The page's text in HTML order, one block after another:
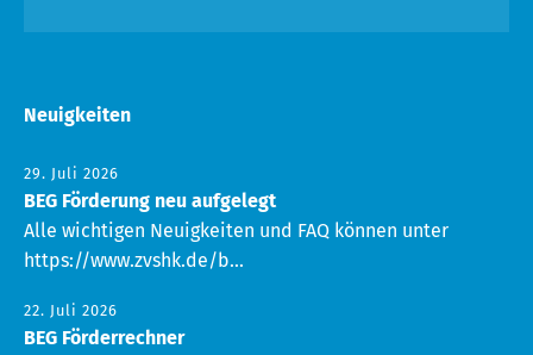
Neuigkeiten
29. Juli 2026
BEG Förderung neu aufgelegt
Alle wichtigen Neuigkeiten und FAQ können unter
https://www.zvshk.de/b...
22. Juli 2026
BEG Förderrechner